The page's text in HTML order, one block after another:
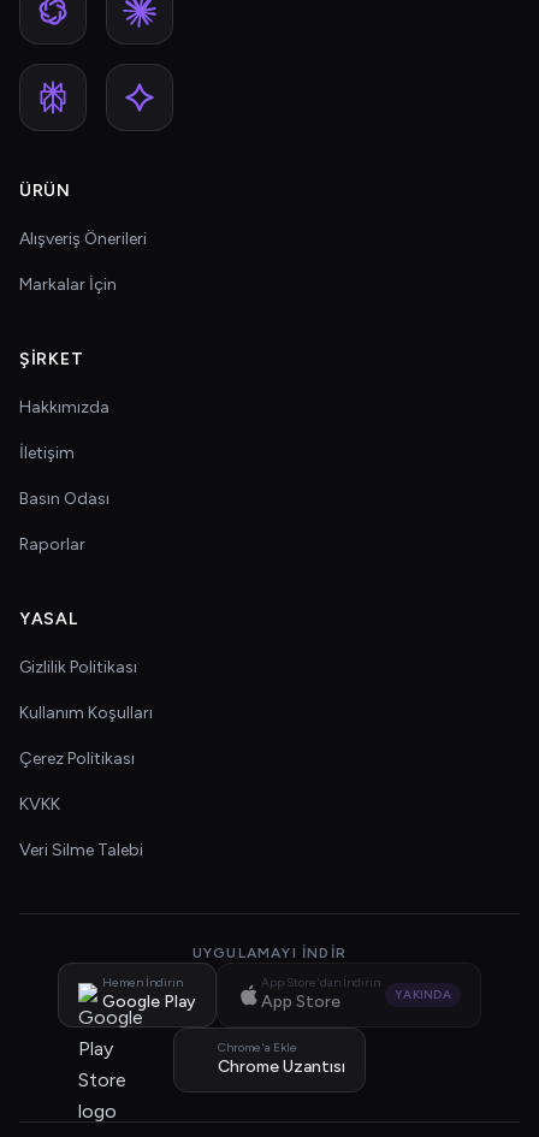
ÜRÜN
Alışveriş Önerileri
Markalar İçin
ŞIRKET
Hakkımızda
İletişim
Basın Odası
Raporlar
YASAL
Gizlilik Politikası
Kullanım Koşulları
Çerez Politikası
KVKK
Veri Silme Talebi
UYGULAMAYI İNDIR
Hemen İndirin
Google Play
App Store'dan İndirin
App Store YAKINDA
Chrome'a Ekle
Chrome Uzantısı